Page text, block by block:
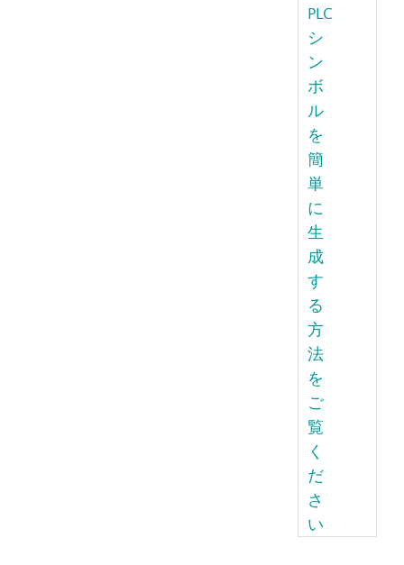
PLC
シ
ン
ボ
ル
を
簡
単
に
生
成
す
る
方
法
を
ご
覧
く
だ
さ
い